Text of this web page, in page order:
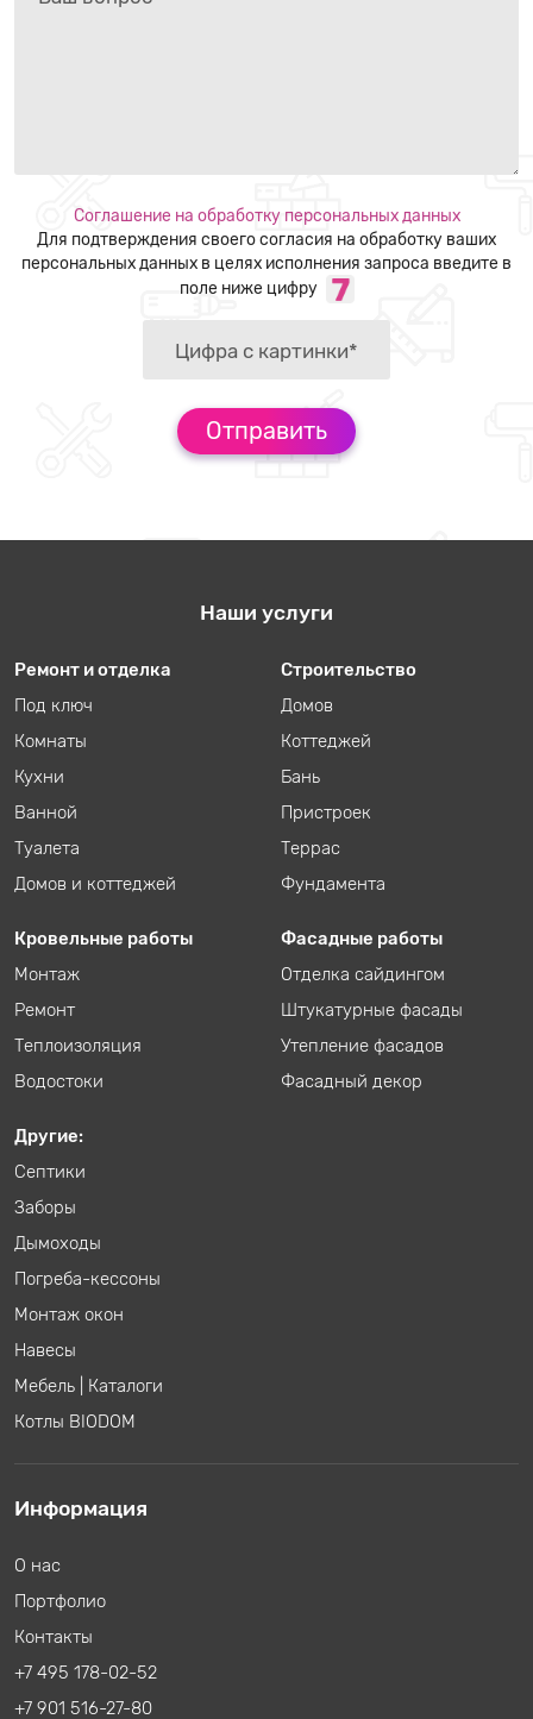
Соглашение на обработку персональных данных
Для подтверждения своего согласия на обработку ваших
персональных данных в целях исполнения запроса введите в
поле ниже цифру
Наши услуги
Ремонт и отделка
Под ключ
Комнаты
Кухни
Ванной
Туалета
Домов и коттеджей
Строительство
Домов
Коттеджей
Бань
Пристроек
Террас
Фундамента
Кровельные работы
Монтаж
Ремонт
Теплоизоляция
Водостоки
Фасадные работы
Отделка сайдингом
Штукатурные фасады
Утепление фасадов
Фасадный декор
Другие:
Септики
Заборы
Дымоходы
Погреба-кессоны
Монтаж окон
Навесы
Мебель
Каталоги
Котлы BIODOM
Информация
О нас
Портфолио
Контакты
+7 495 178-02-52
+7 901 516-27-80